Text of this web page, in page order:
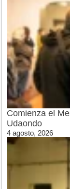
Comienza el
Udaondo
4 agosto, 2026